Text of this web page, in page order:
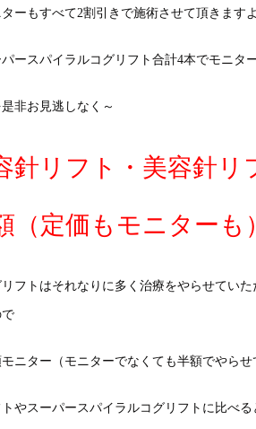
ーもすべて2割引きで施術させて頂きます
ースパイラルコグリフト合計4本でモニタ
非お見逃しなく～
リフト・美容針リ
（定価もモニターも）
フトはそれなりに多く治療をやらせてい
ニター（モニターでなくても半額でやら
トやスーパースパイラルコグリフトに比べ